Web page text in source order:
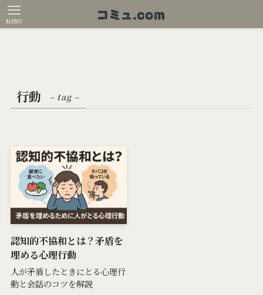
MENU
行動 – tag –
認知的不協和とは？矛盾を
埋める心理行動
人が矛盾したときにとる心理行
動と会話のコツを解説